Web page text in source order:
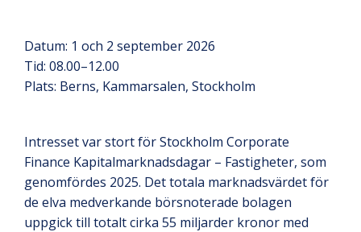
Datum: 1 och 2 september 2026
Tid: 08.00–12.00
Plats: Berns, Kammarsalen, Stockholm
Intresset var stort för Stockholm Corporate
Finance Kapitalmarknadsdagar – Fastigheter, som
genomfördes 2025. Det totala marknadsvärdet för
de elva medverkande börsnoterade bolagen
uppgick till totalt cirka 55 miljarder kronor med